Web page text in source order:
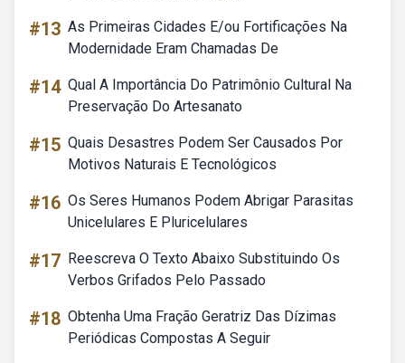
#13 As Primeiras Cidades E/ou Fortificações Na
Modernidade Eram Chamadas De
#14 Qual A Importância Do Patrimônio Cultural Na
Preservação Do Artesanato
#15 Quais Desastres Podem Ser Causados Por
Motivos Naturais E Tecnológicos
#16 Os Seres Humanos Podem Abrigar Parasitas
Unicelulares E Pluricelulares
#17 Reescreva O Texto Abaixo Substituindo Os
Verbos Grifados Pelo Passado
#18 Obtenha Uma Fração Geratriz Das Dízimas
Periódicas Compostas A Seguir